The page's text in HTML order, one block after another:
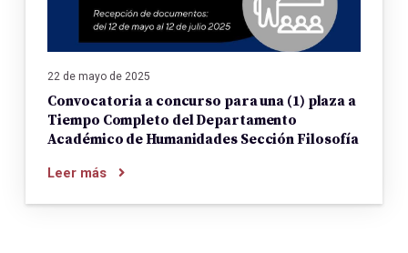
22 de mayo de 2025
Convocatoria a concurso para una (1) plaza a
Tiempo Completo del Departamento
Académico de Humanidades Sección Filosofía
Leer más